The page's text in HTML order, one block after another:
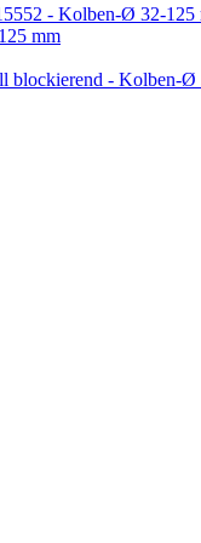
- Kolben-Ø 32-125
mm
blockierend - Kolben-Ø